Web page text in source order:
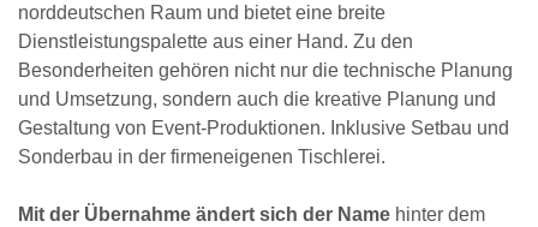
norddeutschen Raum und bietet eine breite
Dienstleistungspalette aus einer Hand. Zu den
Besonderheiten gehören nicht nur die technische Planung
und Umsetzung, sondern auch die kreative Planung und
Gestaltung von Event-Produktionen. Inklusive Setbau und
Sonderbau in der firmeneigenen Tischlerei.
Mit der Übernahme ändert sich der Name hinter dem